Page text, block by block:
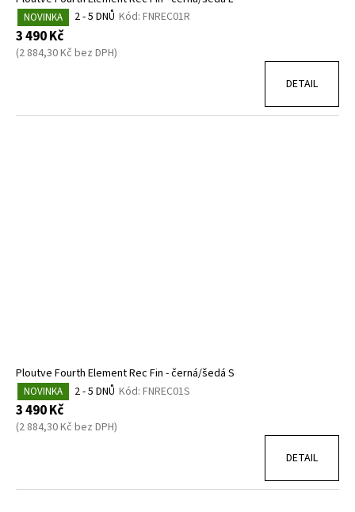
NOVINKA 2 - 5 DNŮ Kód: FNREC01R
3 490 Kč
(2 884,30 Kč bez DPH)
DETAIL
Ploutve Fourth Element Rec Fin - černá/šedá S
NOVINKA 2 - 5 DNŮ Kód: FNREC01S
3 490 Kč
(2 884,30 Kč bez DPH)
DETAIL